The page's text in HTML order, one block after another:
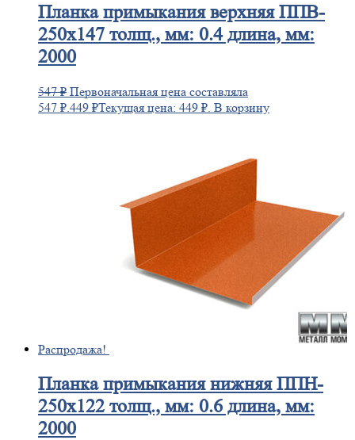
Планкапримыкания верхняя ППВ-
250х147 толщ., мм: 0.4 длина, мм:
2000
547₽ Первоначальная цена составляла
547 ₽. 449 ₽Текущая цена: 449 ₽. В корзину
Распродажа!
Планкапримыкания нижняя ППН-
250х122 толщ., мм: 0.6 длина, мм:
2000